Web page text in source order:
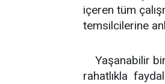
içeren tüm
temsilcilerine
Yaşanabilir
rahatlıkla